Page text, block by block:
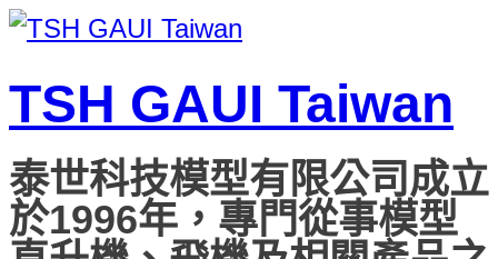
TSH GAUI Taiwan
泰世科技模型有限公司成立
於1996年，專門從事模型